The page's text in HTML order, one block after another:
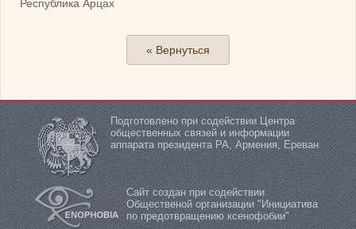
Республика Арцах
« Вернуться
Подготовлено при содействии Центра
общественных связей и информации
аппарата президента РА, Армения, Ереван
Сайт создан при содействии
Общественой организации "Инициатива
по предотвращению ксенофобии"